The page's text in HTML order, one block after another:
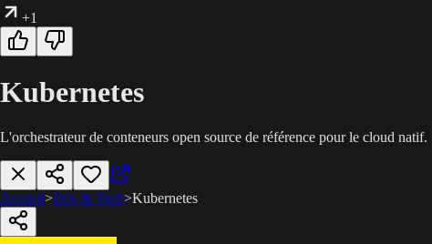
+1
Kubernetes
L'orchestrateur de conteneurs open source de référence pour le cloud natif.
Accueil>Dev & Tech>Kubernetes